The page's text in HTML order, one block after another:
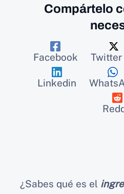
Compártelo
Facebook Twitter
Linkedin
¿Sabes qué es el